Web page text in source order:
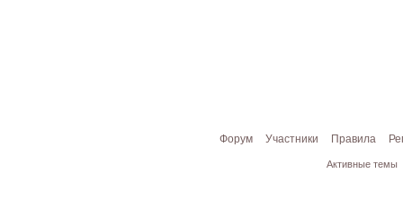
Форум Участники Правила
Активные темы